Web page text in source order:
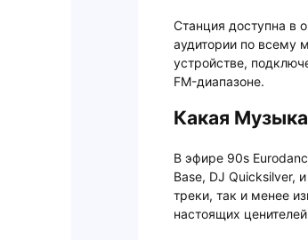
Станция доступна в
аудитории по всему
устройстве,
FM-диапазоне.
Какая
В эфире 90s
Base, DJ Quicksilver,
треки, так и менее
настоящих